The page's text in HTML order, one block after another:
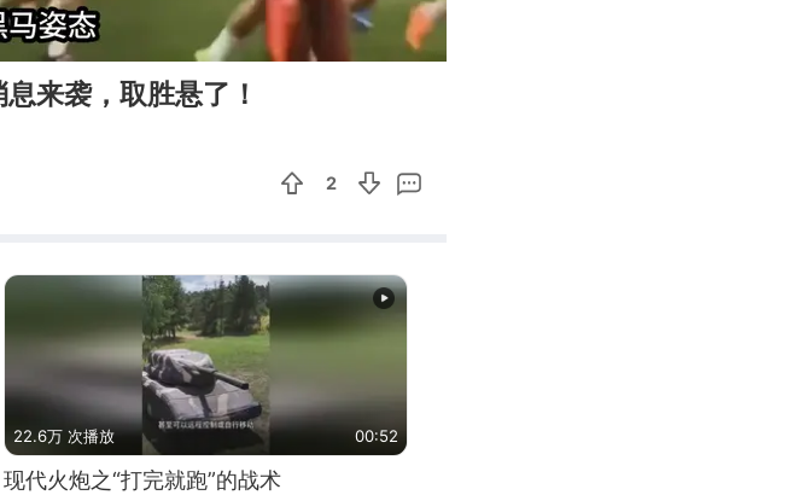
来袭，取胜悬了！
2
22.6万 次播放 00:52
现代火炮之“打完就跑”的战术